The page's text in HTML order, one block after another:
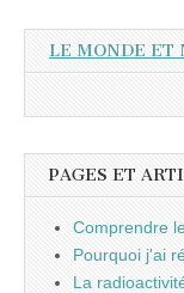
LE MONDE ET
PAGES ET
Comprendre
Pourquoi j'ai
La